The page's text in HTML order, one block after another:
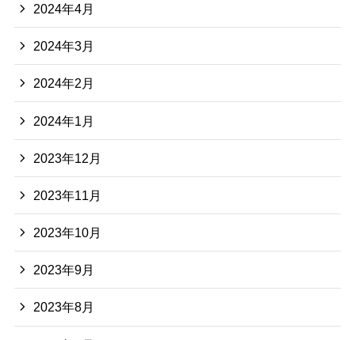
2024年4月
2024年3月
2024年2月
2024年1月
2023年12月
2023年11月
2023年10月
2023年9月
2023年8月